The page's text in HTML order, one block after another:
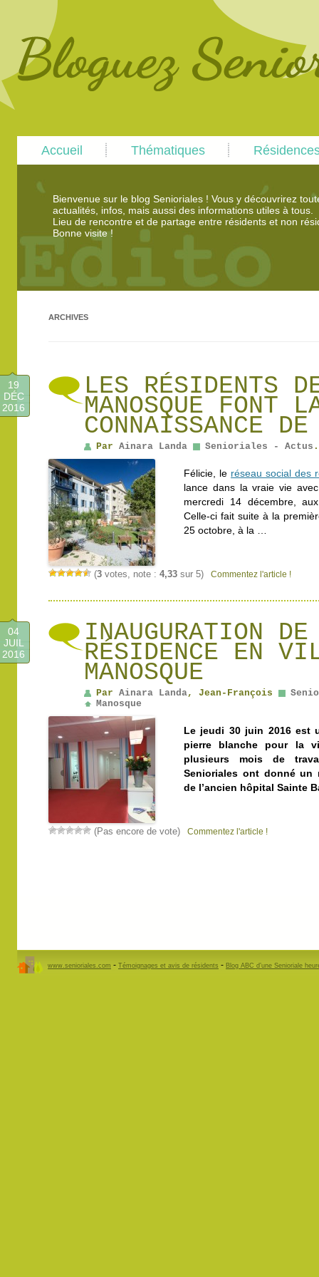
menu
primary
secondary
Accueil Thématiques
Bienvenue sur le blog Senioriales ! Vous y découvrirez
actualités, infos, mais aussi des informations utiles à tous.
Lieu de rencontre et de partage entre résidents et non
Bonne visite !
ARCHIVES
LES RÉSIDENTS
MANOSQUE FONT
CONNAISSANCE
19
DÉC
2016
Par Ainara Landa Senioriales - Actus .
Félicie, le réseau social des
lance dans la vraie vie
mercredi 14 décembre,
Celle-ci fait suite à la
25 octobre, à la …
(3 votes, note : 4,33 sur 5) Commentez l'article !
INAUGURATION
RÉSIDENCE EN
MANOSQUE
04
JUIL
2016
Par Ainara Landa, Jean-François
Manosque
Le jeudi 30 juin 2016 est
pierre blanche pour la
plusieurs mois de
Senioriales ont donné un
de l’ancien hôpital Sainte
(Pas encore de vote) Commentez l'article !
www.senioriales.com - Témoignages et avis de résidents - Blog ABC d’une Senioriale